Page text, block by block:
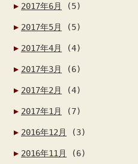
2017年6月 (5)
2017年5月 (5)
2017年4月 (4)
2017年3月 (6)
2017年2月 (4)
2017年1月 (7)
2016年12月 (3)
2016年11月 (6)